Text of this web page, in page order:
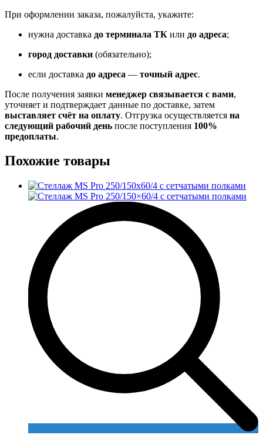
При оформлении заказа, пожалуйста, укажите:
нужна доставка до терминала ТК или до адреса;
город доставки (обязательно);
если доставка до адреса — точный адрес.
После получения заявки менеджер связывается с вами,
уточняет и подтверждает данные по доставке, затем
выставляет счёт на оплату. Отгрузка осуществляется на
следующий рабочий день после поступления 100%
предоплаты.
Похожие товары